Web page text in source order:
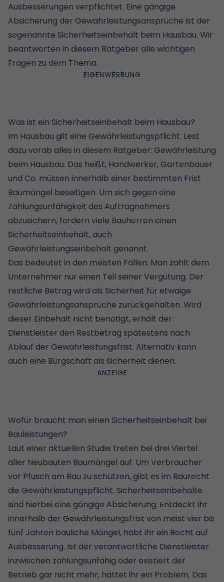
Ausbesserungen verpflichtet. Eine gängige
Absicherung der Gewährleistungsansprüche ist der
sogenannte Sicherheitseinbehalt beim Hausbau. Wir
beantworten in diesem Ratgeber alle wichtigen
Fragen zu dem Thema.
Was ist ein Sicherheitseinbehalt beim Hausbau?
Im Hausbau gilt eine Gewährleistungspflicht. Lest
dazu vorab alles in diesem Ratgeber: Gewährleistung
beim Hausbau. Das heißt, Handwerker, Gartenbauer
und Co. müssen innerhalb einer bestimmten Frist
Baumängel beseitigen. Um sich gegen eine
Zahlungsunfähigkeit des Auftragnehmers
abzusichern, fordern viele Bauherren einen
Sicherheitseinbehalt, auch
Gewährleistungseinbehalt genannt.
Das bedeutet in den meisten Fällen: Man zahlt dem
Unternehmer nur einen Teil seiner Vergütung. Der
restliche Betrag wird als Sicherheit für etwaige
Gewährleistungsansprüche zurückgehalten. Wird
dieser Einbehalt nicht benötigt, erhält der
Dienstleister den Restbetrag spätestens nach
Ablauf der Gewährleistungsfrist. Alternativ kann
auch eine Bürgschaft als Sicherheit dienen.
Wofür braucht man einen Sicherheitseinbehalt bei
Bauleistungen?
Laut einer aktuellen Studie treten bei drei Viertel
aller Neubauten Baumängel auf. Um Verbraucher
vor Pfusch am Bau zu schützen, gibt es im Baurecht
die Gewährleistungspflicht. Sicherheitseinbehalte
sind hierbei eine gängige Absicherung. Entdeckt ihr
innerhalb der Gewährleistungsfrist von meist vier bis
fünf Jahren bauliche Mängel, habt ihr ein Recht auf
Ausbesserung. Ist der verantwortliche Dienstleister
inzwischen zahlungsunfähig oder existiert der
Betrieb gar nicht mehr, hättet ihr ein Problem. Das